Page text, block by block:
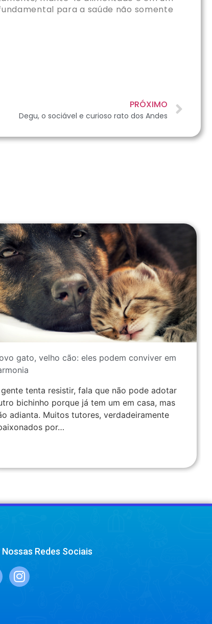
para a saúde não somente
PRÓXIMO
Degu, o sociável e curioso rato dos Andes
gato, velho cão: eles podem conviver em
tenta resistir, fala que não pode adotar
bichinho porque já tem um em casa, mas
adianta. Muitos tutores, verdadeiramente
por…
Nossas Redes Sociais